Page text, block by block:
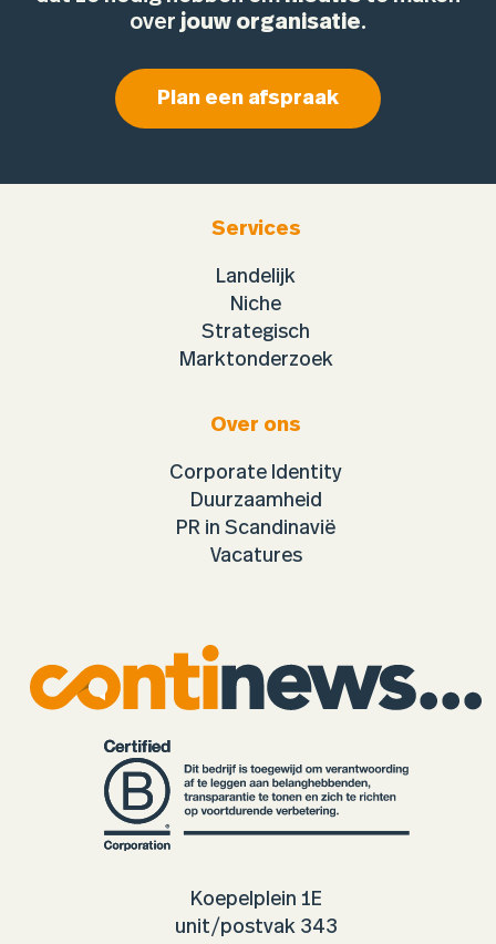
over jouw organisatie.
Plan een afspraak
Services
Landelijk
Niche
Strategisch
Marktonderzoek
Over ons
Corporate Identity
Duurzaamheid
PR in Scandinavië
Vacatures
Koepelplein 1E
unit/postvak 343